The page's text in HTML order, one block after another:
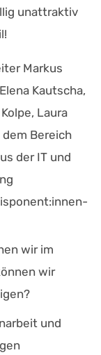
unattraktiv
Markus
Kautscha,
Laura
Bereich
der IT und
wir im
wir
und